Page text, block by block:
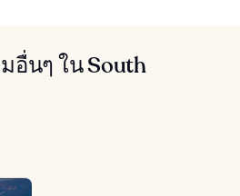
อื่นๆ ใน South